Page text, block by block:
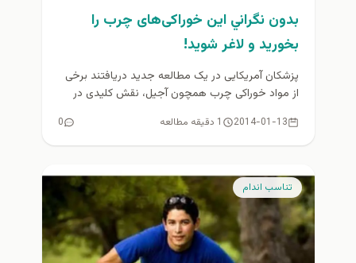
بدون نگراني اين خوراکی‌های چرب را
بخوريد و لاغر شويد!
پزشکان آمریکایی در یک مطالعه جدید دریافتند برخی
از مواد خوراکی چرب همچون آجیل، نقش کلیدی در
2014-01-13 1 دقیقه مطالعه 0
تناسب اندام